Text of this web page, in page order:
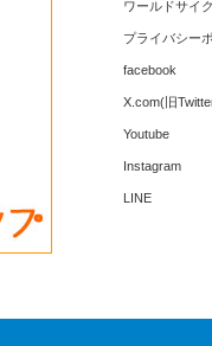
やすさは折り紙付き！ク
サコッシュ
ワールドサイ
プライバシー
facebook
X.com(旧
Youtube
Instagram
LINE